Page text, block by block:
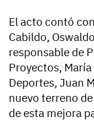
El acto contó
Cabildo,
responsable de
Proyectos,
Deportes, Juan
nuevo terreno
de esta mejora